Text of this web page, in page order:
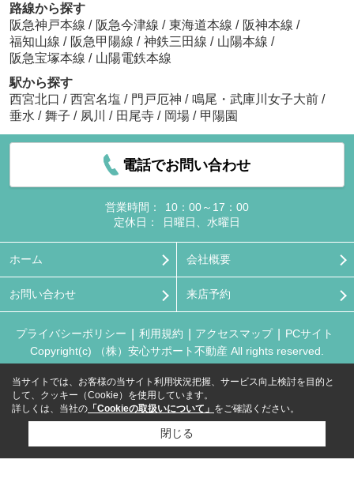
路線から探す
阪急神戸本線 / 阪急今津線 / 東海道本線 / 阪神本線 /
福知山線 / 阪急甲陽線 / 神鉄三田線 / 山陽本線 /
阪急宝塚本線 / 山陽電鉄本線
駅から探す
西宮北口 / 西宮名塩 / 門戸厄神 / 鳴尾・武庫川女子大前 /
垂水 / 舞子 / 夙川 / 田尾寺 / 岡場 / 甲陽園
電話でお問い合わせ
営業時間：
10：00～17：00
定休日：
日曜日、水曜日
ホーム 会社概要
お問い合わせ 来店予約
プライバシーポリシー 利用規約 アクセスマップ
PCサイト
Copyright(c) （株）安心サポート不動産 All rights reserved.
当サイトでは、お客様の当サイト利用状況把握、サービス向上検討を目的と
して、クッキー（Cookie）を使用しています。
詳しくは、当社の 「Cookieの取扱いについて」 をご確認ください。
閉じる